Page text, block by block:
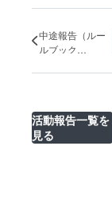
中途報告（ルー
ルブック
活動報告一覧を
見る